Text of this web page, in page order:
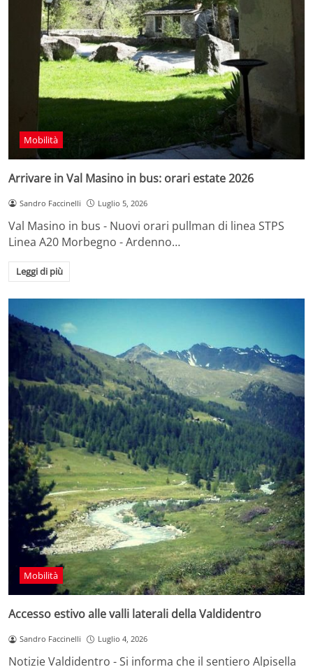
Mobilità
Arrivare in Val Masino in bus: orari estate 2026
Sandro Faccinelli Luglio 5, 2026
Val Masino in bus - Nuovi orari pullman di linea STPS
Linea A20 Morbegno - Ardenno…
Leggi di più
Mobilità
Accesso estivo alle valli laterali della Valdidentro
Sandro Faccinelli Luglio 4, 2026
Notizie Valdidentro - Si informa che il sentiero Alpisella